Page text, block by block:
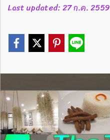
Last updated: 27 ก.ค. 2559